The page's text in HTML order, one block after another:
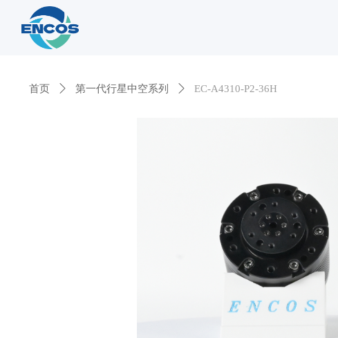
首页 ꄲ 第一代行星中空系列 ꄲ EC-A4310-P2-36H